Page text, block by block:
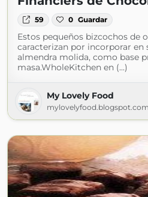
59 0 Guardar
Estos pequeños bizcochos de
caracterizan por incorporar en
almendra molida, como base
masa.WholeKitchen en (...)
My Lovely Food
mylovelyfood.blogspot.com